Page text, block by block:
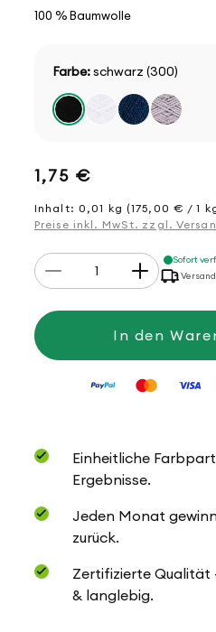
100 % Baumwolle
Farbe:schwarz (300)
Normaler
Preis
1,75 €
Inhalt: 0,01 kg (175,00 € / 1
Preise inkl. MwSt. zzgl.
Anzahl
Verringere
die
für
Haushaltsband,
mm
Erhöhe
die
15
mm
2
Sofort
In den
Einheitliche
Ergebnisse.
Jeden Monat
zurück.
Zertifizierte
& langlebig.